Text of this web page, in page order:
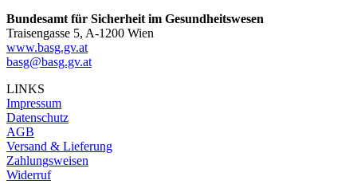
Bundesamt für Sicherheit im Gesundheitswesen
Traisengasse 5, A-1200 Wien
www.basg.gv.at
basg@basg.gv.at
LINKS
Impressum
Datenschutz
AGB
Versand & Lieferung
Zahlungsweisen
Widerruf